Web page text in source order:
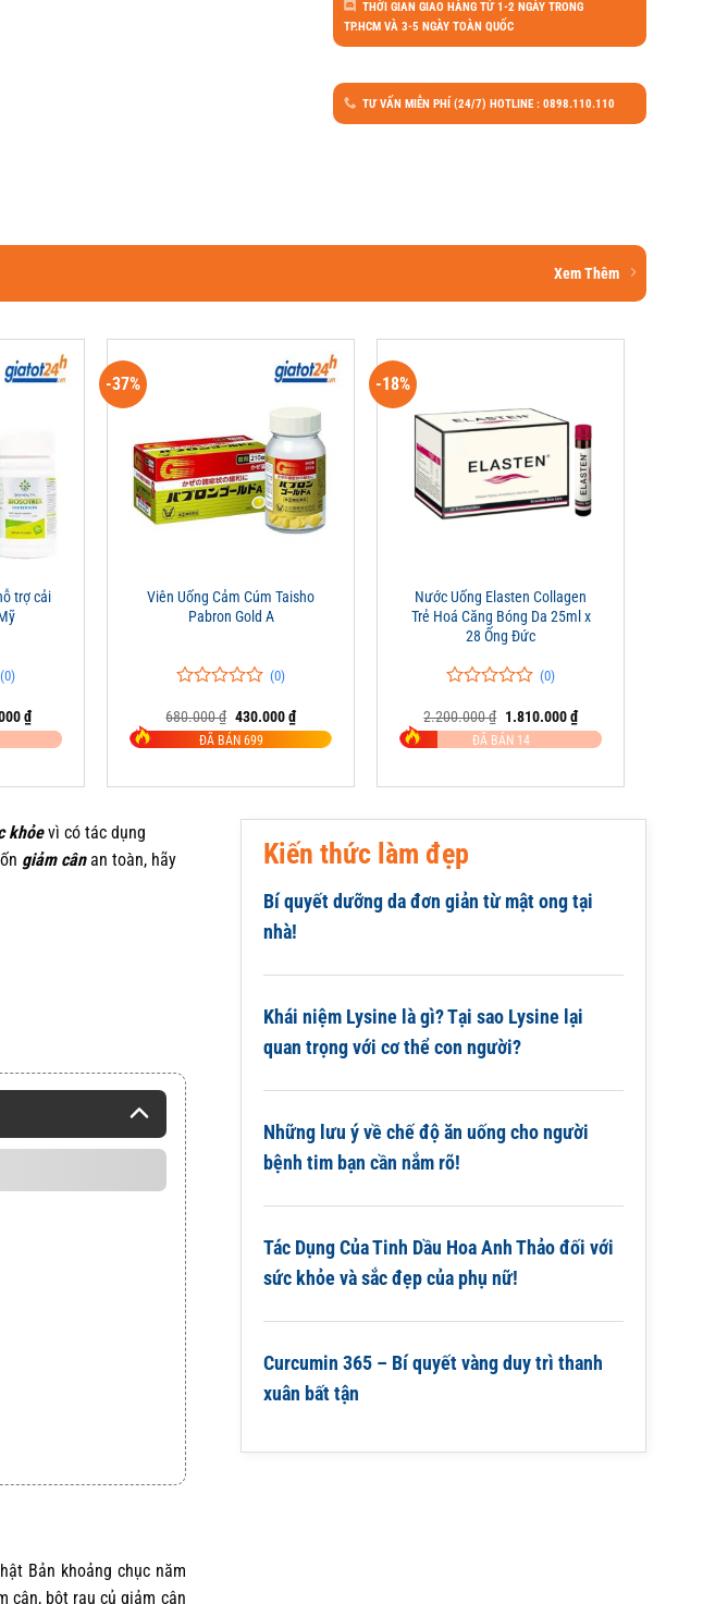
THỜI GIAN GIAO HÀNG TỪ 1-2 NGÀY TRONG
TP.HCM VÀ 3-5 NGÀY TOÀN QUỐC
TƯ VẤN MIỄN PHÍ (24/7) HOTLINE : 0898.110.110
Xem Thêm
trợ cải
(0)
₫Giá
hiện
tại
-37%
Viên Uống Cảm Cúm Taisho
Pabron Gold A
trên
5
đánh
(0)
680.000₫ Giá
gốc
là:
430.000₫Giá
hiện
tại
ĐÃ BÁN 699
-18%
Nước Uống Elasten Collagen
Trẻ Hoá Căng Bóng Da 25ml x
28 Ống Đức
trên
5
đánh
(0)
2.200.000₫ Giá
gốc
là:
1.810.000₫Giá
hiện
tại
ĐÃ BÁN 14
khỏe vì có tác dụng
giảm cân an toàn, hãy
Bản khoảng chục năm
cân, bột rau củ giảm cân
Kiến thức làm đẹp
Bí quyết dưỡng da đơn giản từ mật ong tại
nhà!
Khái niệm Lysine là gì? Tại sao Lysine lại
quan trọng với cơ thể con người?
Những lưu ý về chế độ ăn uống cho người
bệnh tim bạn cần nắm rõ!
Tác Dụng Của Tinh Dầu Hoa Anh Thảo đối với
sức khỏe và sắc đẹp của phụ nữ!
Curcumin 365 – Bí quyết vàng duy trì thanh
xuân bất tận